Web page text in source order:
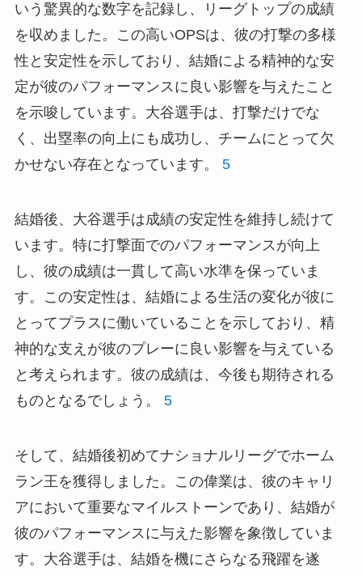
いう驚異的な数字を記録し、リーグトップの成績
を収めました。この高いOPSは、彼の打撃の多様
性と安定性を示しており、結婚による精神的な安
定が彼のパフォーマンスに良い影響を与えたこと
を示唆しています。大谷選手は、打撃だけでな
く、出塁率の向上にも成功し、チームにとって欠
かせない存在となっています。 5
結婚後、大谷選手は成績の安定性を維持し続けて
います。特に打撃面でのパフォーマンスが向上
し、彼の成績は一貫して高い水準を保っていま
す。この安定性は、結婚による生活の変化が彼に
とってプラスに働いていることを示しており、精
神的な支えが彼のプレーに良い影響を与えている
と考えられます。彼の成績は、今後も期待される
ものとなるでしょう。 5
そして、結婚後初めてナショナルリーグでホーム
ラン王を獲得しました。この偉業は、彼のキャリ
アにおいて重要なマイルストーンであり、結婚が
彼のパフォーマンスに与えた影響を象徴していま
す。大谷選手は、結婚を機にさらなる飛躍を遂